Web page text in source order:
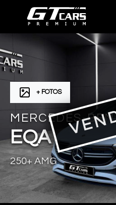
+ FOTOS
MERCEDES-
EQA
250+ AMG